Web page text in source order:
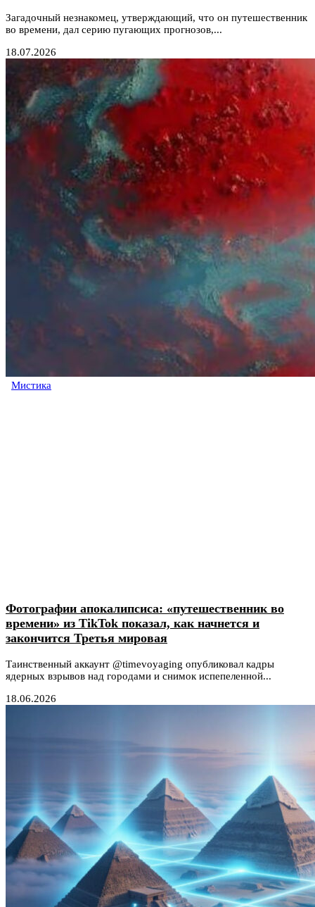
Загадочный незнакомец, утверждающий, что он путешественник
во времени, дал серию пугающих прогнозов,...
18.07.2026
Мистика
Фотографии апокалипсиса: «путешественник во
времени» из TikTok показал, как начнется и
закончится Третья мировая
Таинственный аккаунт @timevoyaging опубликовал кадры
ядерных взрывов над городами и снимок испепеленной...
18.06.2026